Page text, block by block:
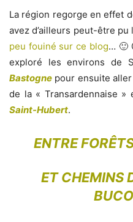
La région regorge en effet
avez d’ailleurs peut-être
peu fouiné sur ce blog… 🙂
exploré les environs de
Bastogne pour ensuite
de la « Transardennaise
Saint-Hubert.
ENTRE
ET CHEMINS